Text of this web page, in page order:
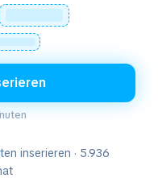
inserieren · 5.936